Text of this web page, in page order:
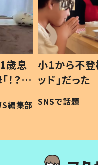
歳息
？」
編集部
小1から不登
ッド」だっ
作り続ける
#令和の子
SNSで話題